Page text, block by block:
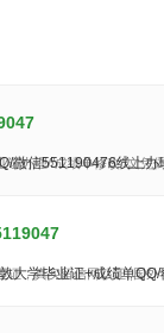
办理//成绩单修改//文凭
微信551190476线上
，真实留信网认证,,国
大学毕业证+成绩单